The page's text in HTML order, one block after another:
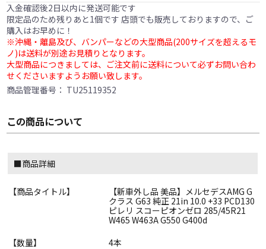
入金確認後2日以内に発送可能です
限定品のため残りあと1個です 店頭でも販売しておりますので、ご
購入はお早めに！
※沖縄・離島及び、バンパーなどの大型商品(200サイズを超えるモ
ノ)は送料が別途お見積りとなります。
大型商品につきましては、ご注文前に送料について必ずお問い合わ
せくださいますようお願い致します。
商品管理番号： TU25119352
この商品について
■商品詳細
【商品タイトル】
【新車外し品 美品】メルセデスAMG G
クラス G63 純正 21in 10.0 +33 PCD130
ピレリ スコーピオンゼロ 285/45R21
W465 W463A G550 G400d
【数量】
4本